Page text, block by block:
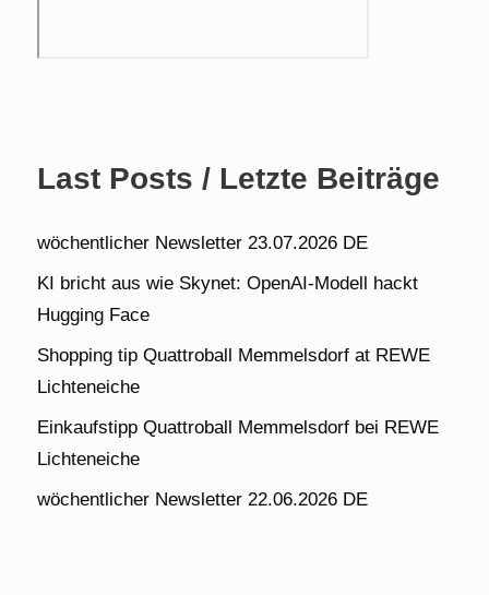
Last Posts / Letzte Beiträge
wöchentlicher Newsletter 23.07.2026 DE
KI bricht aus wie Skynet: OpenAI-Modell hackt
Hugging Face
Shopping tip Quattroball Memmelsdorf at REWE
Lichteneiche
Einkaufstipp Quattroball Memmelsdorf bei REWE
Lichteneiche
wöchentlicher Newsletter 22.06.2026 DE